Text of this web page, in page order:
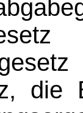
die